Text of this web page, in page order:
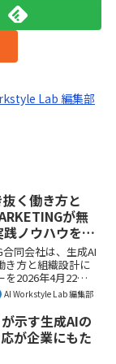
Lab 編集部
く働き方と
が無
ノウハウを公
合同会社は、生成AI
き方と組織設計に
を2026年4月22日
る仕事の変化に対
せるための具体的
や経営者にとって
す。
AI Workstyle Lab 編集部
示す生成AIの
が企業にもた